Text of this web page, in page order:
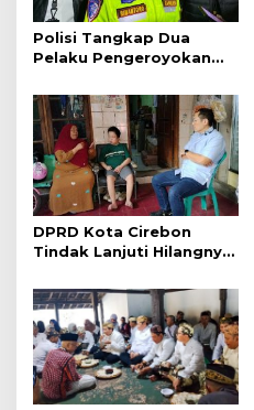
Polisi Tangkap Dua
Pelaku Pengeroyokan
DPRD Kota Cirebon
Tindak Lanjuti Hilangnya
Disabilitas